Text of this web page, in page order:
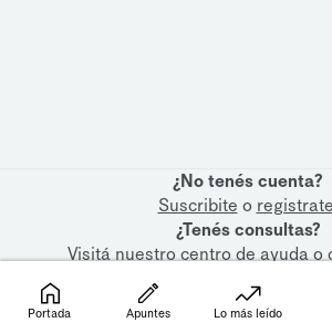
¿No tenés cuenta?
Suscribite o registrate
¿Tenés consultas?
Visitá nuestrocentro de ayudao
Portada Apuntes Lo más leído